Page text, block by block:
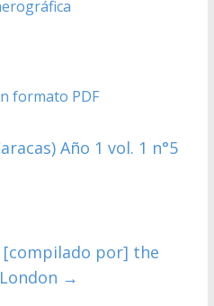
formato PDF
Año 1 vol. 1 n°5
[compilado por] the
→